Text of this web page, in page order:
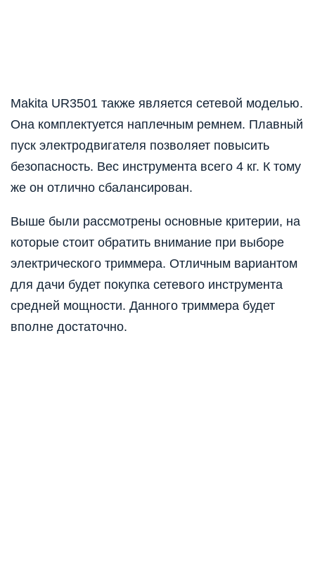
Makita UR3501 также является сетевой моделью.
Она комплектуется наплечным ремнем. Плавный
пуск электродвигателя позволяет повысить
безопасность. Вес инструмента всего 4 кг. К тому
же он отлично сбалансирован.
Выше были рассмотрены основные критерии, на
которые стоит обратить внимание при выборе
электрического триммера. Отличным вариантом
для дачи будет покупка сетевого инструмента
средней мощности. Данного триммера будет
вполне достаточно.